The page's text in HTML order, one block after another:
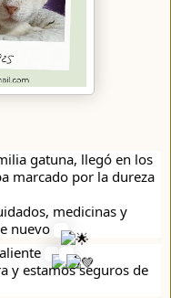
gatuna, llegó en los
marcado por la dureza
medicinas y
nuevo
.
.
y estamos seguros de